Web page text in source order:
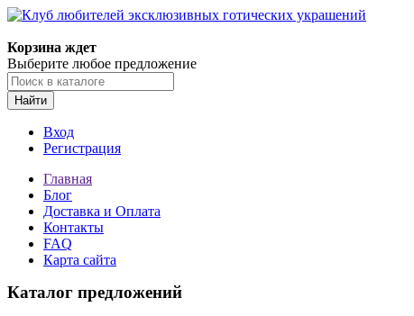
Корзина ждет
Выберите любое предложение
Найти
Вход
Регистрация
Главная
Блог
Доставка и Оплата
Контакты
FAQ
Карта сайта
Каталог предложений